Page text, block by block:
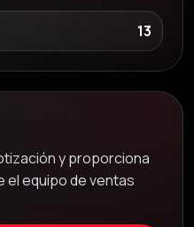
13
y proporciona
el equipo de ventas